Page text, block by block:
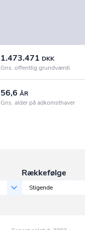
1.473.471 DKK
Gns. offentlig grundværdi
56,6 ÅR
Gns. alder på adkomsthaver
Rækkefølge
Stigende